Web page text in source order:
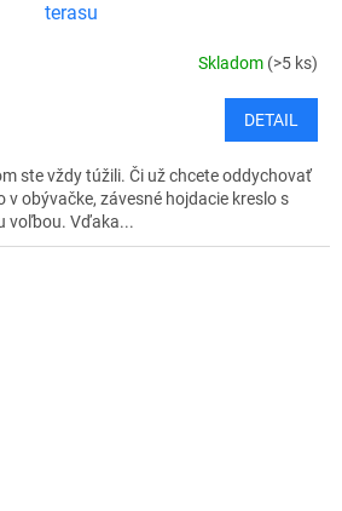
terasu
Skladom (>5 ks)
DETAIL
ste vždy túžili. Či už chcete oddychovať
v obývačke, závesné hojdacie kreslo s
voľbou. Vďaka...